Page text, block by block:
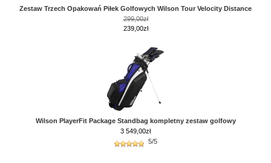
Zestaw Trzech Opakowań Piłek Golfowych Wilson Tour Velocity Distance
299,00zł
239,00zł
Wilson PlayerFit Package Standbag kompletny zestaw golfowy
3 549,00zł
5/5